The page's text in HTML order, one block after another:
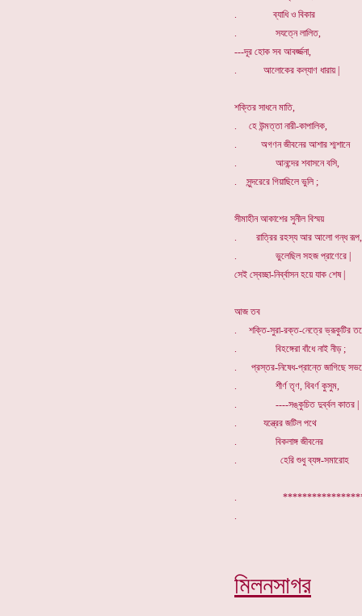
. ব্যাধি ও বিকার
. সযত্নে লালিত,
---দূর হোক সব আবর্জ্জনা,
. আলোকের কল্যাণ ধারায় |
শক্তির সাধনে মাতি,
. হে উন্মত্তা নারী-কাপালিক,
. অগণন জীবনের আশার শ্মশানে
. আনন্দের শবাসনে বসি,
. সুন্দরেরে গিয়াছিলে ভুলি ;
সীমাহীন আকাশের সুনীল বিস্ময়
. রাত্রির রহস্য আর আলো গন্ধ রূপ,
. ভুলেছিল সহজ প্রাণেরে |
সেই স্বেচ্ছা-নির্ব্বাসন হয়ে যাক শেষ |
আজ তব
. শক্তি-সুরা-রক্ত-নেত্রে ভ্রূকুটির
. বিহঙ্গেরা বাঁধে নাই নীড় ;
. প্রস্তর-নিষেধ-প্রান্তে জাগিছে
. শীর্ণ তৃণ, বিবর্ণ কুসুম,
. ----সঙ্কুচিত দুর্ব্বল কাতর |
. যন্ত্রের জটিল পথে
. বিকলাঙ্গ জীবনের
. হেরি শুধু ব্যঙ্গ-সমারোহ
.
মিলনসাগর